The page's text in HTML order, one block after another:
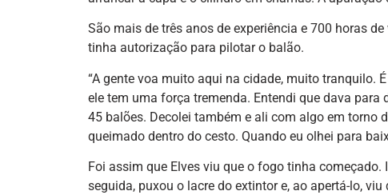
São mais de três anos de experiência e 700 horas
tinha autorização para pilotar o balão.
“A gente voa muito aqui na cidade, muito tranquilo.
ele tem uma força tremenda. Entendi que dava
45 balões. Decolei também e ali com algo em torno
queimado dentro do cesto. Quando eu olhei para
Foi assim que Elves viu que o fogo tinha
seguida, puxou o lacre do extintor e, ao apertá-lo, viu